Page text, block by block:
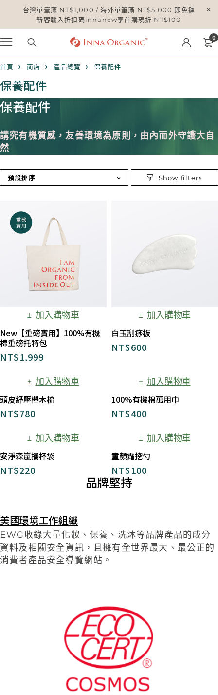
台灣單筆滿 NT$1,000 / 海外單筆滿 NT$5,000 即免運
新客輸入折扣碼innanew享首購現折 NT$100
0
首頁 商店 產品總覽 保養配件
保養配件
保養配件
講究有機質感，友善環境為原則，由內而外守護大自
然
預設排序
加入購物車
New【重磅實用】100%有機
棉重磅托特包
NT$1,999
加入購物車
白玉刮痧板
NT$600
加入購物車
頭皮紓壓櫸木梳
NT$780
加入購物車
100%有機棉萬用巾
NT$400
加入購物車
安淨森嵐攜杯袋
NT$220
加入購物車
童顏霜挖勺
NT$100
品牌堅持
美國環境工作組織
EWG收錄大量化妝、保養、洗沐等品牌產品的成分
資料及相關安全資訊，且擁有全世界最大、最公正的
消費者產品安全導覽網站。